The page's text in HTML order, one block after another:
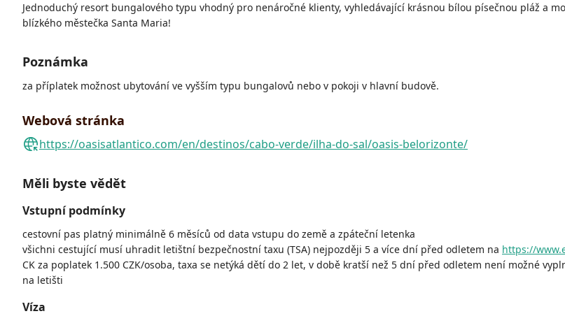
Jednoduchý resort bungalového typu vhodný pro nenáročné klienty, vyhledávající krásnou bílou písečnou pláž a
blízkého městečka Santa Maria!
Poznámka
za příplatek možnost ubytování ve vyšším typu bungalovů nebo v pokoji v hlavní budově.
Webová stránka
https://oasisatlantico.com/en/destinos/cabo-verde/ilha-do-sal/oasis-belorizonte/
Měli byste vědět
Vstupní podmínky
cestovní pas platný minimálně 6 měsíců od data vstupu do země a zpáteční letenka
všichni cestující musí uhradit letištní bezpečnostní taxu (TSA) nejpozději 5 a více dní před odletem na https://
CK za poplatek 1.500 CZK/osoba, taxa se netýká dětí do 2 let, v době kratší než 5 dní před odletem není možné
na letišti
Víza